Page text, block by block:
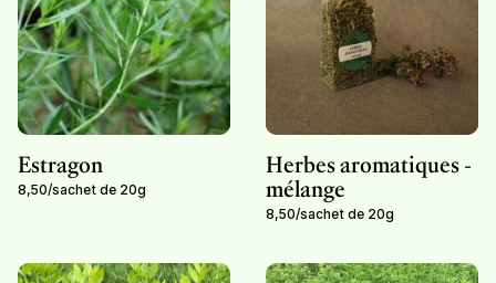
Estragon
sachet de 20g
/
8,50
Herbes aromatiques -
mélange
sachet de 20g
/
8,50